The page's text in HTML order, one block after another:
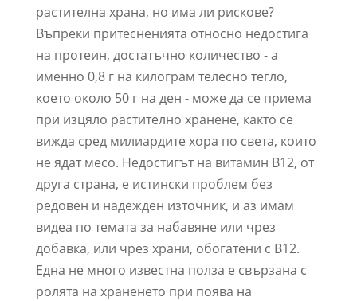
растителна храна, но има ли рискове?
Въпреки притесненията относно недостига
на протеин, достатъчно количество - а
именно 0,8 г на килограм телесно тегло,
което около 50 г на ден - може да се приема
при изцяло растително хранене, както се
вижда сред милиардите хора по света, които
не ядат месо. Недостигът на витамин B12, от
друга страна, е истински проблем без
редовен и надежден източник, и аз имам
видеа по темата за набавяне или чрез
добавка, или чрез храни, обогатени с B12.
Една не много известна полза е свързана с
ролята на храненето при поява на